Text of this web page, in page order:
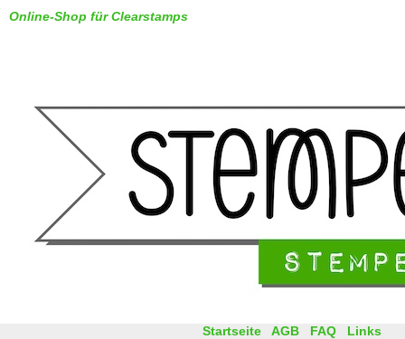
Online-Shop für Clearstamps
Startseite AGB FAQ Links